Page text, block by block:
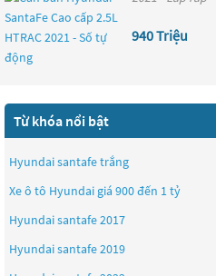
940 Triệu
Từ khóa nổi bật
Hyundai santafe trắng
Xe ô tô Hyundai giá 900 đến 1 tỷ
Hyundai santafe 2017
Hyundai santafe 2019